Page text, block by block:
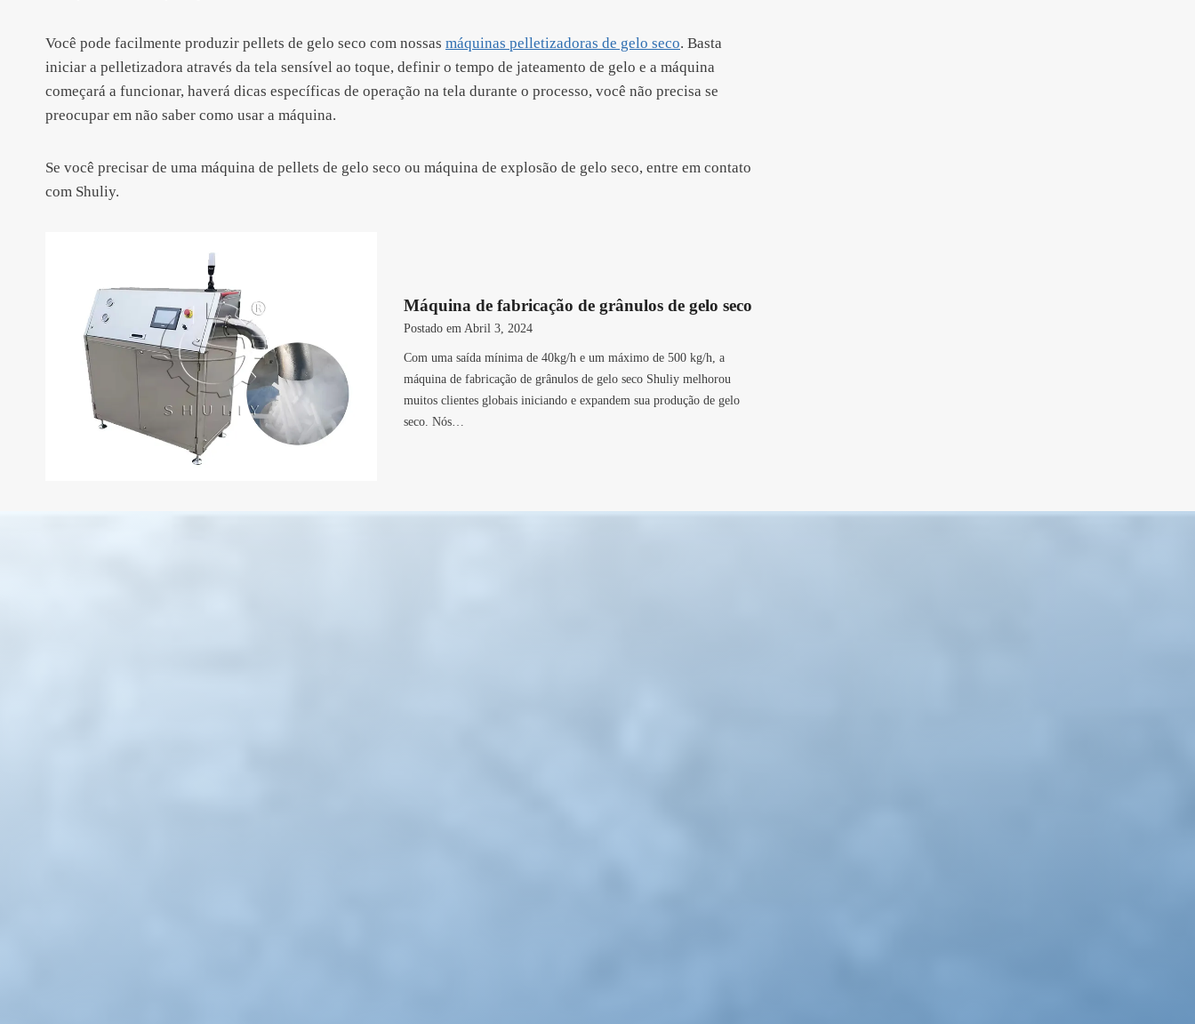
Você pode facilmente produzir pellets de gelo seco com nossas máquinas pelletizadoras de gelo seco. Basta
iniciar a pelletizadora através da tela sensível ao toque, definir o tempo de jateamento de gelo e a máquina
começará a funcionar, haverá dicas específicas de operação na tela durante o processo, você não precisa se
preocupar em não saber como usar a máquina.
Se você precisar de uma máquina de pellets de gelo seco ou máquina de explosão de gelo seco, entre em contato
com Shuliy.
Máquina de fabricação de grânulos de gelo seco
Postado emAbril 3, 2024
Com uma saída mínima de 40kg/h e um máximo de 500 kg/h, a
máquina de fabricação de grânulos de gelo seco Shuliy melhorou
muitos clientes globais iniciando e expandem sua produção de gelo
seco. Nós…